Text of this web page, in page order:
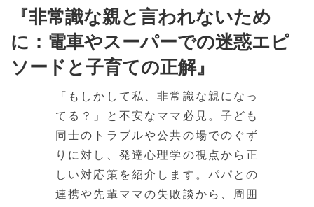
『非常識な親と言われないため
に：電車やスーパーでの迷惑エピ
ソードと子育ての正解』
「もしかして私、非常識な親になっ
てる？」と不安なママ必見。子ども
同士のトラブルや公共の場でのぐず
りに対し、発達心理学の視点から正
しい対応策を紹介します。パパとの
連携や先輩ママの失敗談から、周囲